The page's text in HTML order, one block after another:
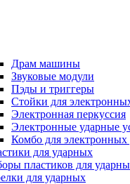
Драм машины
Звуковые модули
Пэды и триггеры
Стойки для
Электронная перкуссия
Электронные ударные
Комбо для
для ударных
пластиков для
для ударных